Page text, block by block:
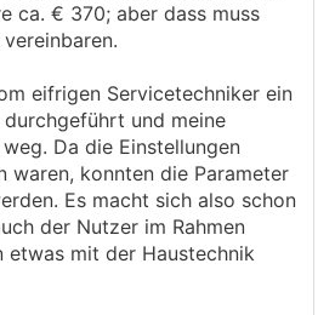
ca. € 370; aber dass muss
eifrigen Servicetechniker ein
durchgeführt und meine
Da die Einstellungen
waren, konnten die Parameter
Es macht sich also schon
der Nutzer im Rahmen
etwas mit der Haustechnik